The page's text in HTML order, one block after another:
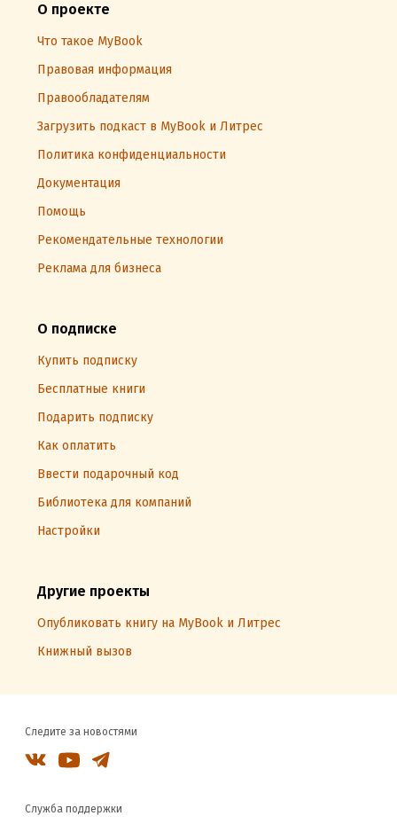
О проекте
Что такое MyBook
Правовая информация
Правообладателям
Загрузить подкаст в MyBook и Литрес
Политика конфиденциальности
Документация
Помощь
Рекомендательные технологии
Реклама для бизнеса
О подписке
Купить подписку
Бесплатные книги
Подарить подписку
Как оплатить
Ввести подарочный код
Библиотека для компаний
Настройки
Другие проекты
Опубликовать книгу на MyBook и Литрес
Книжный вызов
Следите за новостями
Служба поддержки